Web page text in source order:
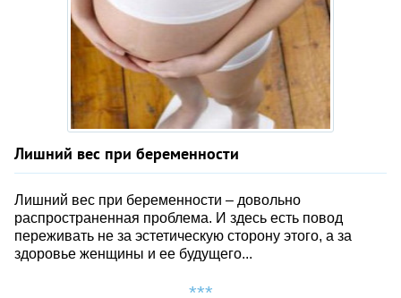
Лишний вес при беременности
Лишний вес при беременности – довольно
распространенная проблема. И здесь есть повод
переживать не за эстетическую сторону этого, а за
здоровье женщины и ее будущего...